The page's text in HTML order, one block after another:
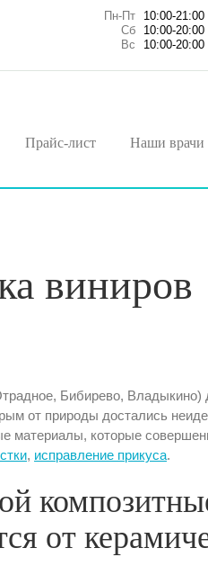
Пн-Пт
10:00-21:00
Сб
10:00-20:00
Вс
10:00-20:00
Прайс-лист Наши врачи
виниров
Бибирево, Владыкино)
от природы достались
материалы, которые
, исправление прикуса.
от